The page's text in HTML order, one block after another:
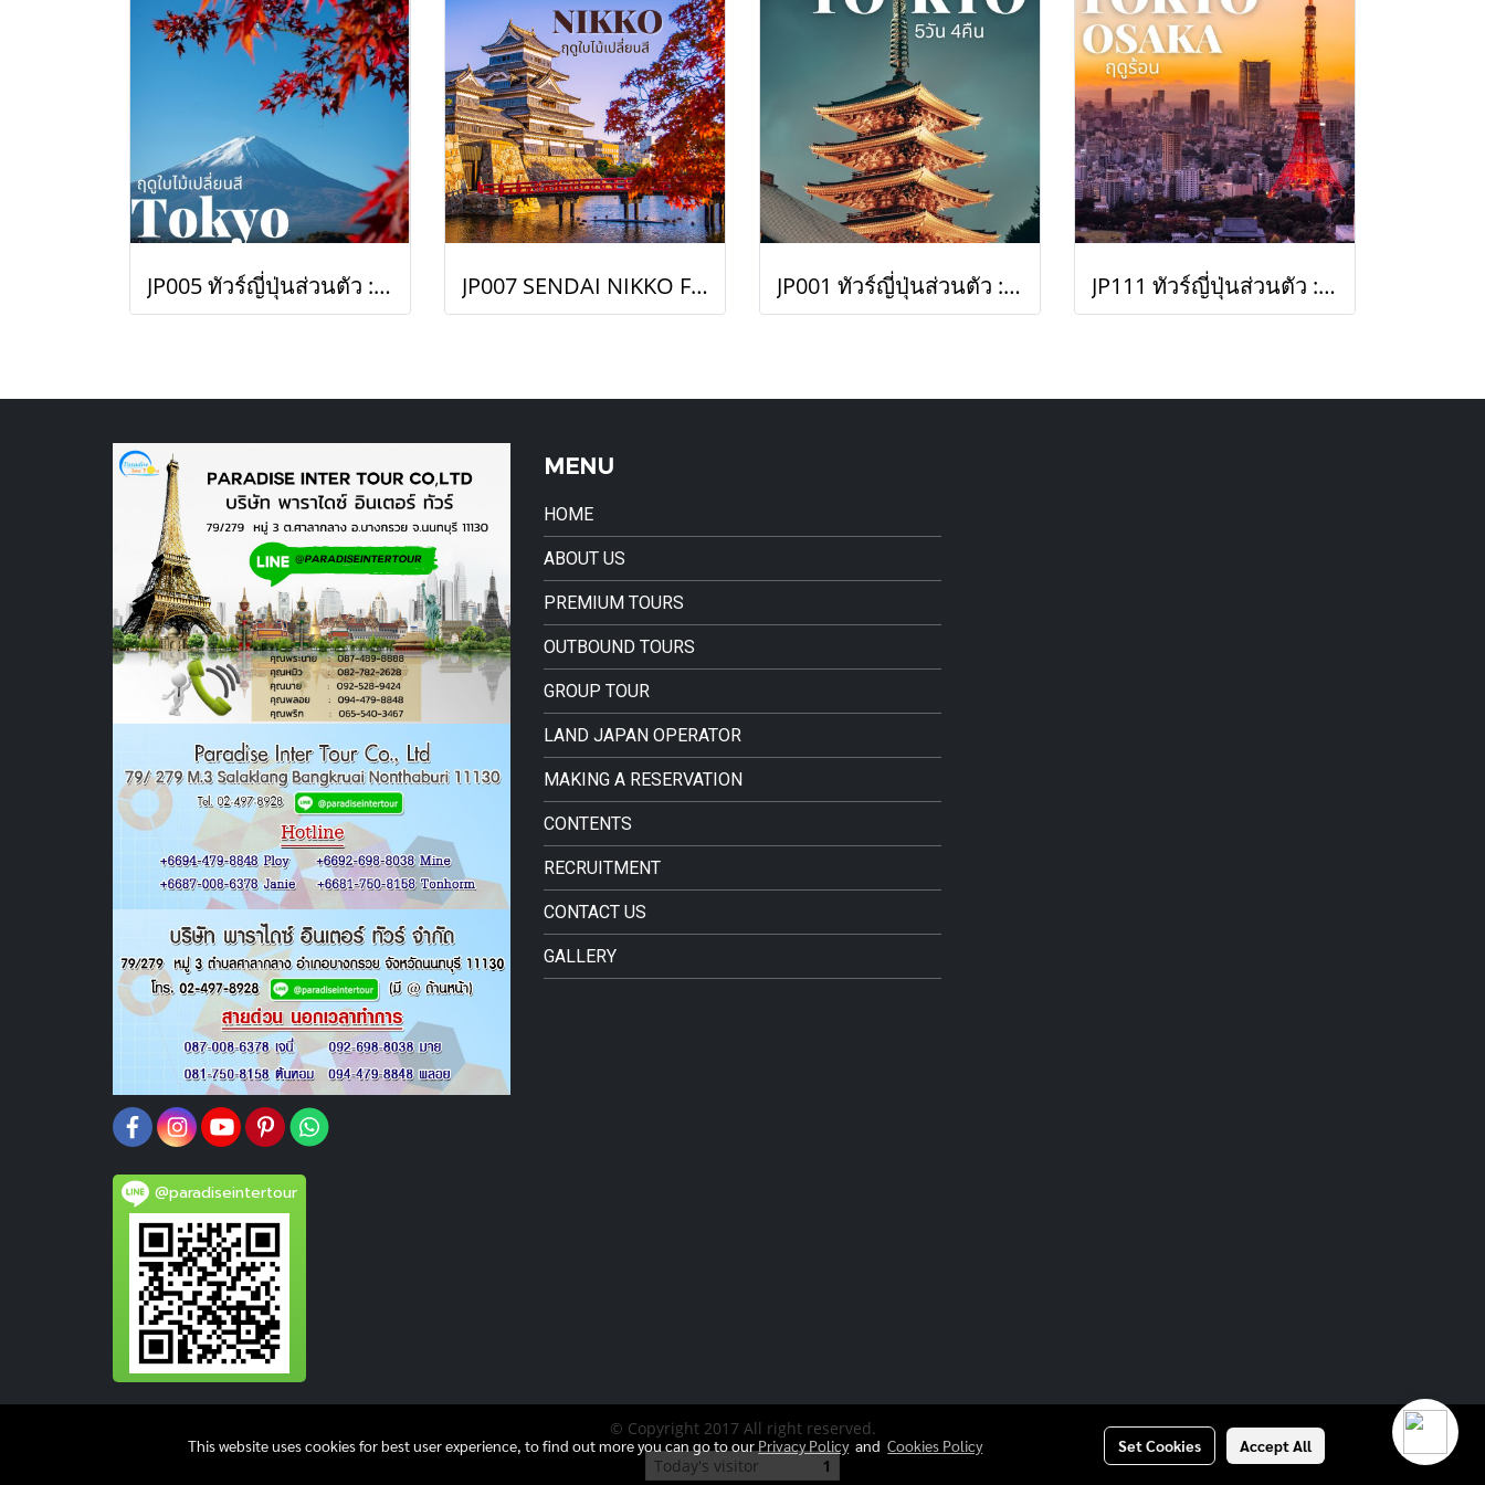
JP005 ทัวร์ญี่ปุ่นส่วนตัว : โตเกียว JP007 SENDAI NIKKO FUKUSHIMA TOKYO JP001 ทัวร์ญี่ปุ่นส่วนตัว : โตเกียว JP111 ทัวร์ญี่ปุ่นส่วนตัว : โตเกียว โอซาก้า
@paradiseintertour
MENU
HOME
ABOUT US
PREMIUM TOURS
OUTBOUND TOURS
GROUP TOUR
LAND JAPAN OPERATOR
MAKING A RESERVATION
CONTENTS
RECRUITMENT
CONTACT US
GALLERY
© Copyright 2017 All right reserved.
Today's visitor
1
This website uses cookies for best user experience, to find out more you can go to our Privacy PolicyandCookies Policy Set Cookies Accept All